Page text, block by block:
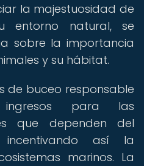
la majestuosidad de
entorno natural, se
sobre la importancia
y su hábitat.
de buceo responsable
para las
que dependen del
incentivando así la
marinos. La